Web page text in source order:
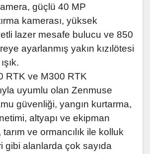
güçlü 40 MP
kamerası, yüksek
lazer mesafe bulucu ve 850
ayarlanmış yakın kızılötesi
RTK ve M300 RTK
uyumlu olan Zenmuse
güvenliği, yangın kurtarma,
altyapı ve ekipman
ve ormancılık ile kolluk
gibi alanlarda çok sayıda